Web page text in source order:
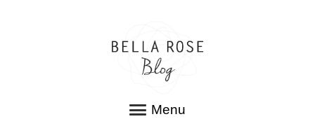
Menu